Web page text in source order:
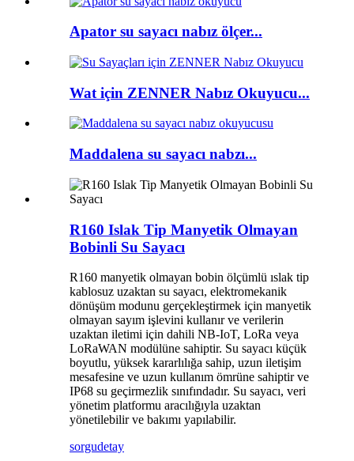
Apator su sayacı nabız ölçer...
Wat için ZENNER Nabız Okuyucu...
Maddalena su sayacı nabzı...
R160 Islak Tip Manyetik Olmayan
Bobinli Su Sayacı
R160 manyetik olmayan bobin ölçümlü ıslak tip
kablosuz uzaktan su sayacı, elektromekanik
dönüşüm modunu gerçekleştirmek için manyetik
olmayan sayım işlevini kullanır ve verilerin
uzaktan iletimi için dahili NB-IoT, LoRa veya
LoRaWAN modülüne sahiptir. Su sayacı küçük
boyutlu, yüksek kararlılığa sahip, uzun iletişim
mesafesine ve uzun kullanım ömrüne sahiptir ve
IP68 su geçirmezlik sınıfındadır. Su sayacı, veri
yönetim platformu aracılığıyla uzaktan
yönetilebilir ve bakımı yapılabilir.
sorgudetay